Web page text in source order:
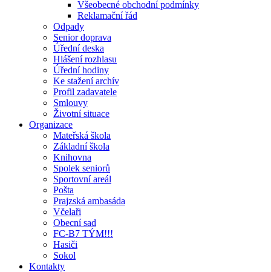
Všeobecné obchodní podmínky
Reklamační řád
Odpady
Senior doprava
Úřední deska
Hlášení rozhlasu
Úřední hodiny
Ke stažení archív
Profil zadavatele
Smlouvy
Životní situace
Organizace
Mateřská škola
Základní škola
Knihovna
Spolek seniorů
Sportovní areál
Pošta
Prajzská ambasáda
Včelaři
Obecní sad
FC-B7 TÝM!!!
Hasiči
Sokol
Kontakty